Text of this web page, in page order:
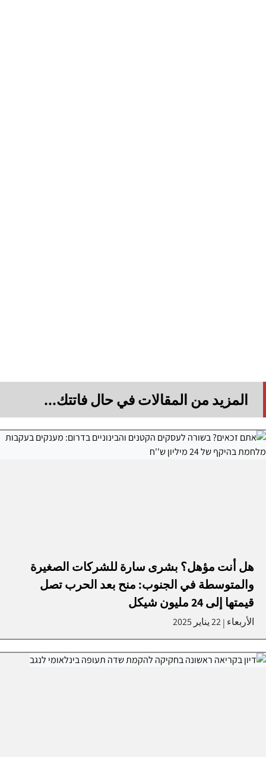
المزيد من المقالات في حال فاتتك...
هل أنت مؤهل؟ بشرى سارة للشركات الصغيرة
والمتوسطة في الجنوب: منح بعد الحرب تصل
قيمتها إلى 24 مليون شيكل
الأربعاء |22 يناير 2025